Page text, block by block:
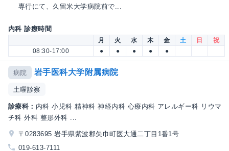
専行にて、久留米大学病院前で...
内科 診療時間
月 火 水 木 金 土 日
祝
08:30-17:00
● ● ● ● ●
病院 岩手医科大学附属病院
土曜診察
診療科： 内科 小児科 精神科 神経内科 心療内科 アレルギー科 リウマ
チ科 外科 整形外科 ...
〒0283695 岩手県紫波郡矢巾町医大通二丁目1番1号
019-613-7111